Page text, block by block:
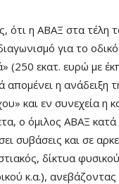
ότι η ΑΒΑΞ στα τέλη
για το
(250 εκατ. ευρώ με
η ανάδειξη
και εν συνεχεία η
ο όμιλος ΑΒΑΞ
συβάσεις και σε
δίκτυα
κ.α.),